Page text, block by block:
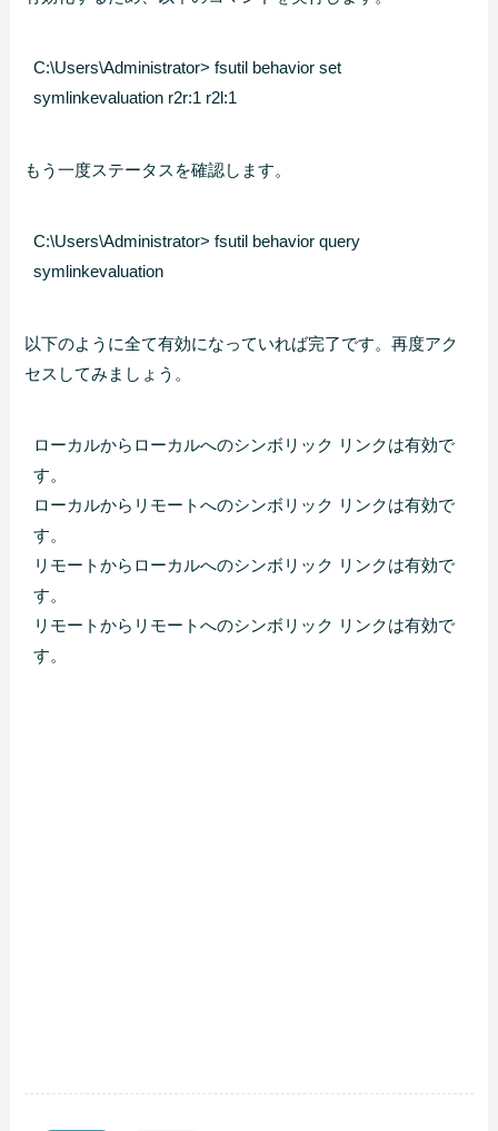
C:\Users\Administrator> fsutil behavior set
symlinkevaluation r2r:1 r2l:1
もう一度ステータスを確認します。
C:\Users\Administrator> fsutil behavior query
symlinkevaluation
以下のように全て有効になっていれば完了です。再度アク
セスしてみましょう。
ローカルからローカルへのシンボリック リンクは有効で
す。
ローカルからリモートへのシンボリック リンクは有効で
す。
リモートからローカルへのシンボリック リンクは有効で
す。
リモートからリモートへのシンボリック リンクは有効で
す。